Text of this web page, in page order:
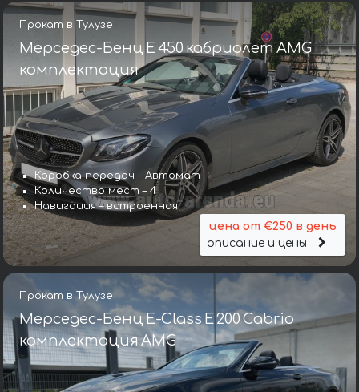
Прокат в Тулузе
Мерседес-Бенц E 450 кабриолет AMG
комплектация
Коробка передач – Автомат
Количество мест – 4
Навигация – встроенная
цена от €250 в день
описание и цены
Прокат в Тулузе
Мерседес-Бенц E-Class E 200 Cabrio
комплектация AMG